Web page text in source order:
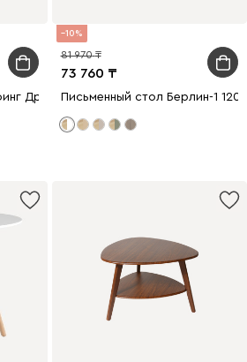
Древесный темный
10
73 760
81 970
Письменный стол Берлин-1